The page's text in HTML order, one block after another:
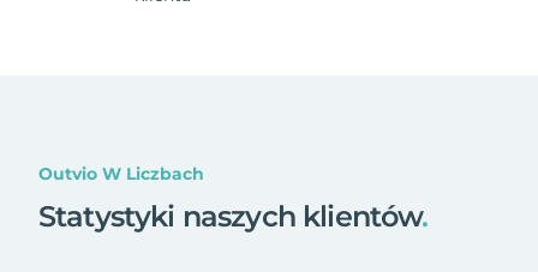
Outvio W Liczbach
Statystyki naszych klientów.